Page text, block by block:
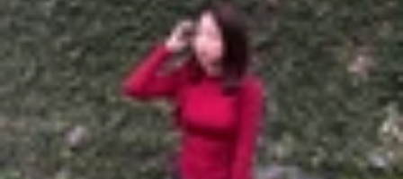
Tổng hợp phím tắt cơ bản sử dụng
Photoshop thành thạo hơn
Anh Thư
Ngày đăng:
04/08/2024
Cập nhật: 04/08/2024
Theo dõi XTMobile trên